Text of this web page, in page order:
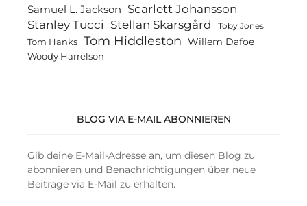
Samuel L. Jackson Scarlett Johansson
Stanley Tucci Stellan Skarsgård Toby Jones
Tom Hanks Tom Hiddleston Willem Dafoe
Woody Harrelson
BLOG VIA E-MAIL ABONNIEREN
Gib deine E-Mail-Adresse an, um diesen Blog zu
abonnieren und Benachrichtigungen über neue
Beiträge via E-Mail zu erhalten.